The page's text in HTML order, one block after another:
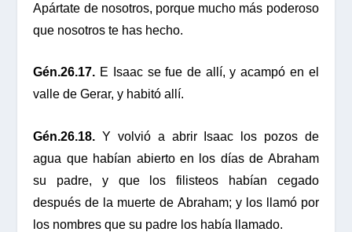
Apártate de nosotros, porque mucho más poderoso
que nosotros te has hecho.
Gén.26.17. E Isaac se fue de allí, y acampó en el
valle de Gerar, y habitó allí.
Gén.26.18. Y volvió a abrir Isaac los pozos de
agua que habían abierto en los días de Abraham
su padre, y que los filisteos habían cegado
después de la muerte de Abraham; y los llamó por
los nombres que su padre los había llamado.